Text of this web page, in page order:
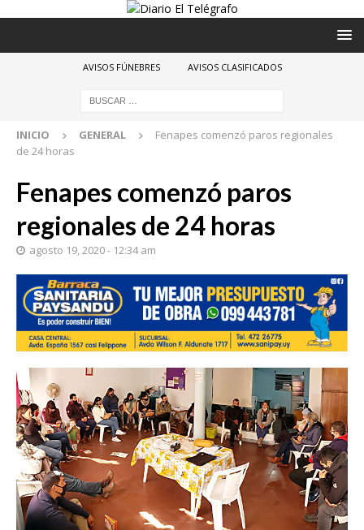
AVISOS FÚNEBRES AVISOS CLASIFICADOS
INICIO GENERAL
Fenapes comenzó paros regionales
de 24 horas
Fenapes comenzó paros
regionales de 24 horas
agosto 19, 2020 - 12:34 am